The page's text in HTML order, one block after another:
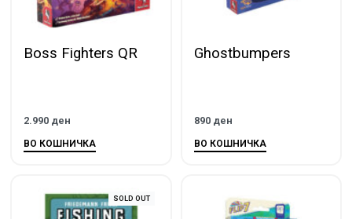
Boss Fighters QR
2.990 ден
ВО КОШНИЧКА
Ghostbumpers
890 ден
ВО КОШНИЧКА
SOLD OUT